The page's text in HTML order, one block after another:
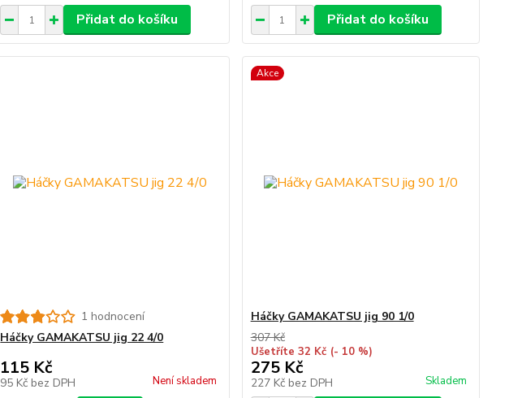
Přidat do košíku Přidat do košíku
1 hodnocení
Háčky GAMAKATSU jig 22 4/0
115 Kč
95 Kč bez DPH Není skladem
Akce
Háčky GAMAKATSU jig 90 1/0
307 Kč
Ušetříte 32 Kč (- 10 %)
275 Kč
227 Kč bez DPH Skladem